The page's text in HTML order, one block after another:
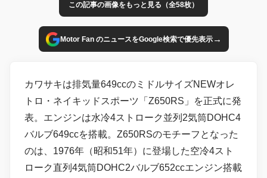
この記事の画像をもっと見る（全58枚）
Motor Fan のニュースをGoogle検索で優先表示→
カワサキは排気量649ccのミドルサイズNEWオレ
トロ・ネイキッドスポーツ「Z650RS」を正式に発
表。エンジンは水冷4ストローク並列2気筒DOHC4
バルブ649ccを搭載。Z650RSのモチーフとなった
のは、1976年（昭和51年）に登場した空冷4スト
ローク直列4気筒DOHC2バルブ652ccエンジン搭載